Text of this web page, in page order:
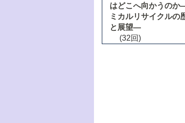
はどこへ向かうのか
ミカルリサイクルの
と展望―
(32回)